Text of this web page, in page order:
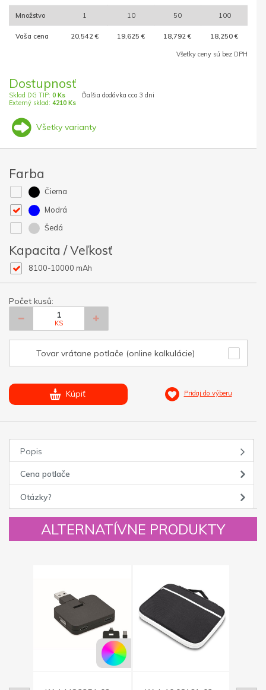
Množstvo 1 10 50 100
Vaša cena 20,542 € 19,625 € 18,792 € 18,250 €
Všetky ceny sú bez DPH
Dostupnosť
Sklad DG TIP: 0 Ks
Externý sklad: 4210 Ks
Ďalšia dodávka cca 3 dni
Všetky varianty
Farba
Čierna
Modrá
Šedá
Kapacita / Veľkosť
8100-10000 mAh
Počet kusů:
KS
Tovar vrátane potlače (online kalkulácie)
Kúpiť Pridaj do výberu
Popis
Cena potlače
Otázky?
ALTERNATÍVNE PRODUKTY